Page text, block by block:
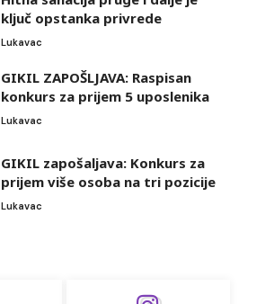
ključ opstanka privrede
Lukavac
GIKIL ZAPOŠLJAVA: Raspisan
konkurs za prijem 5 uposlenika
Lukavac
GIKIL zapošaljava: Konkurs za
prijem više osoba na tri pozicije
Lukavac